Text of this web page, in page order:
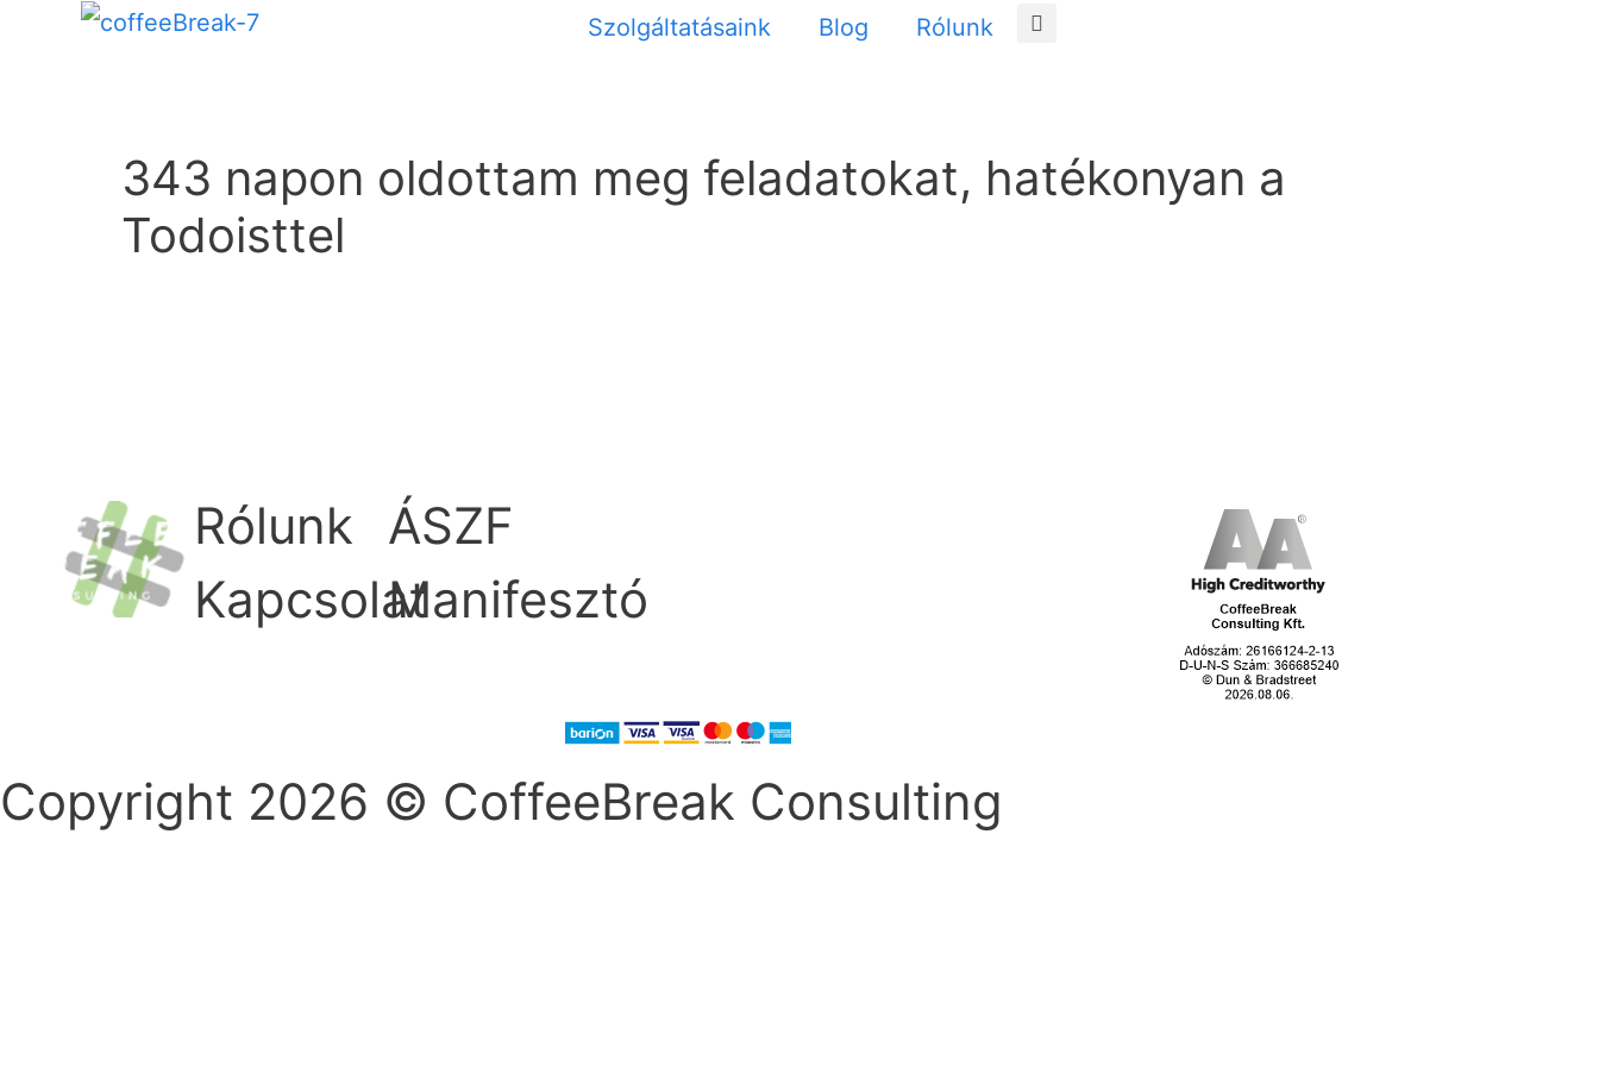
Szolgáltatásaink Blog Rólunk
343 napon oldottam meg feladatokat, hatékonyan a
Todoisttel
Rólunk
Kapcsolat
ÁSZF
Manifesztó
Copyright 2026 © CoffeeBreak Consulting